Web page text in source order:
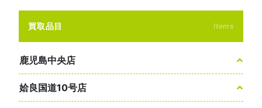
買取品目 Items
鹿児島中央店
姶良国道10号店